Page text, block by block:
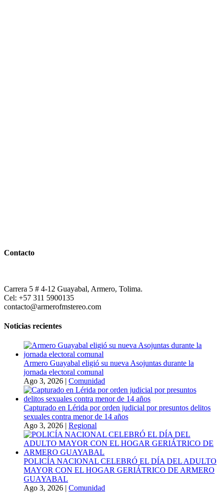
Contacto
Carrera 5 # 4-12 Guayabal, Armero, Tolima.
Cel: +57 311 5900135
contacto@armerofmstereo.com
Noticias recientes
Armero Guayabal eligió su nueva Asojuntas durante la
jornada electoral comunal
Ago 3, 2026 | Comunidad
Capturado en Lérida por orden judicial por presuntos delitos
sexuales contra menor de 14 años
Ago 3, 2026 | Regional
POLICÍA NACIONAL CELEBRÓ EL DÍA DEL ADULTO
MAYOR CON EL HOGAR GERIÁTRICO DE ARMERO
GUAYABAL
Ago 3, 2026 | Comunidad